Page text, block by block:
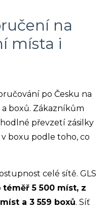
na
místa i
po Česku na
boxů. Zákazníkům
převzetí zásilky
boxu podle toho, co
celé sítě. GLS
téměř 5 500 míst, z
a 3 559 boxů. Síť